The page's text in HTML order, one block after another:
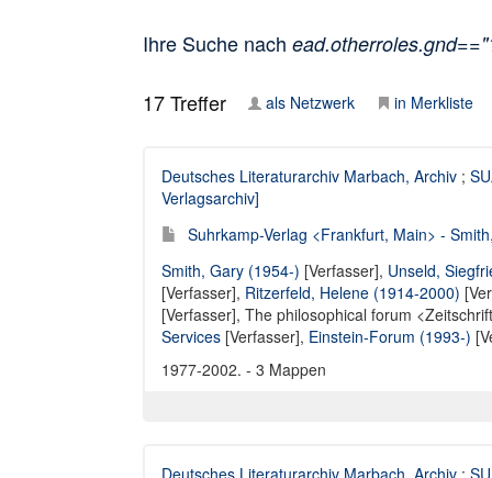
Ihre Suche nach
17Treffer als Netzwerk in Merkliste
Deutsches Literaturarchiv Marbach, Archiv ;
Verlagsarchiv]
Suhrkamp-Verlag <Frankfurt, Main> -
Smith, Gary (1954-) [Verfasser], Unseld,
[Verfasser], Ritzerfeld, Helene (1914-2000)
[Verfasser], The philosophical forum
Services [Verfasser], Einstein-Forum (1993-)
1977-2002. - 3 Mappen
Deutsches Literaturarchiv Marbach, Archiv ;